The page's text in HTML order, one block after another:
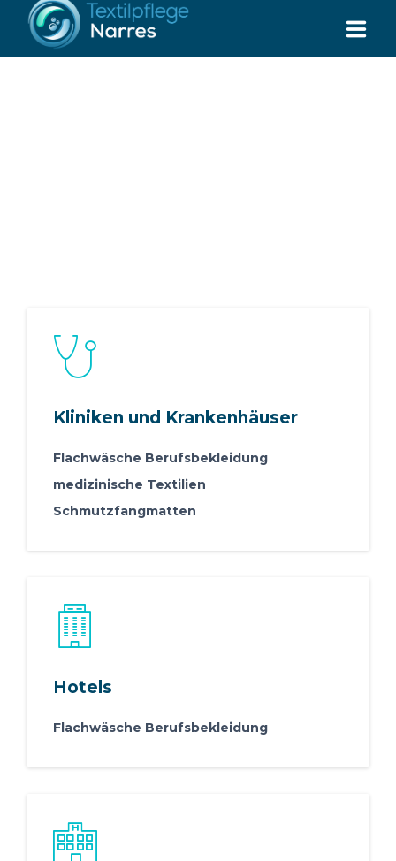
57520 Steinebach
Kliniken und Krankenhäuser
Flachwäsche Berufsbekleidung
medizinische Textilien
Schmutzfangmatten
Hotels
Flachwäsche Berufsbekleidung